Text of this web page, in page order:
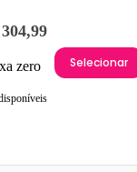
zero Selecionar